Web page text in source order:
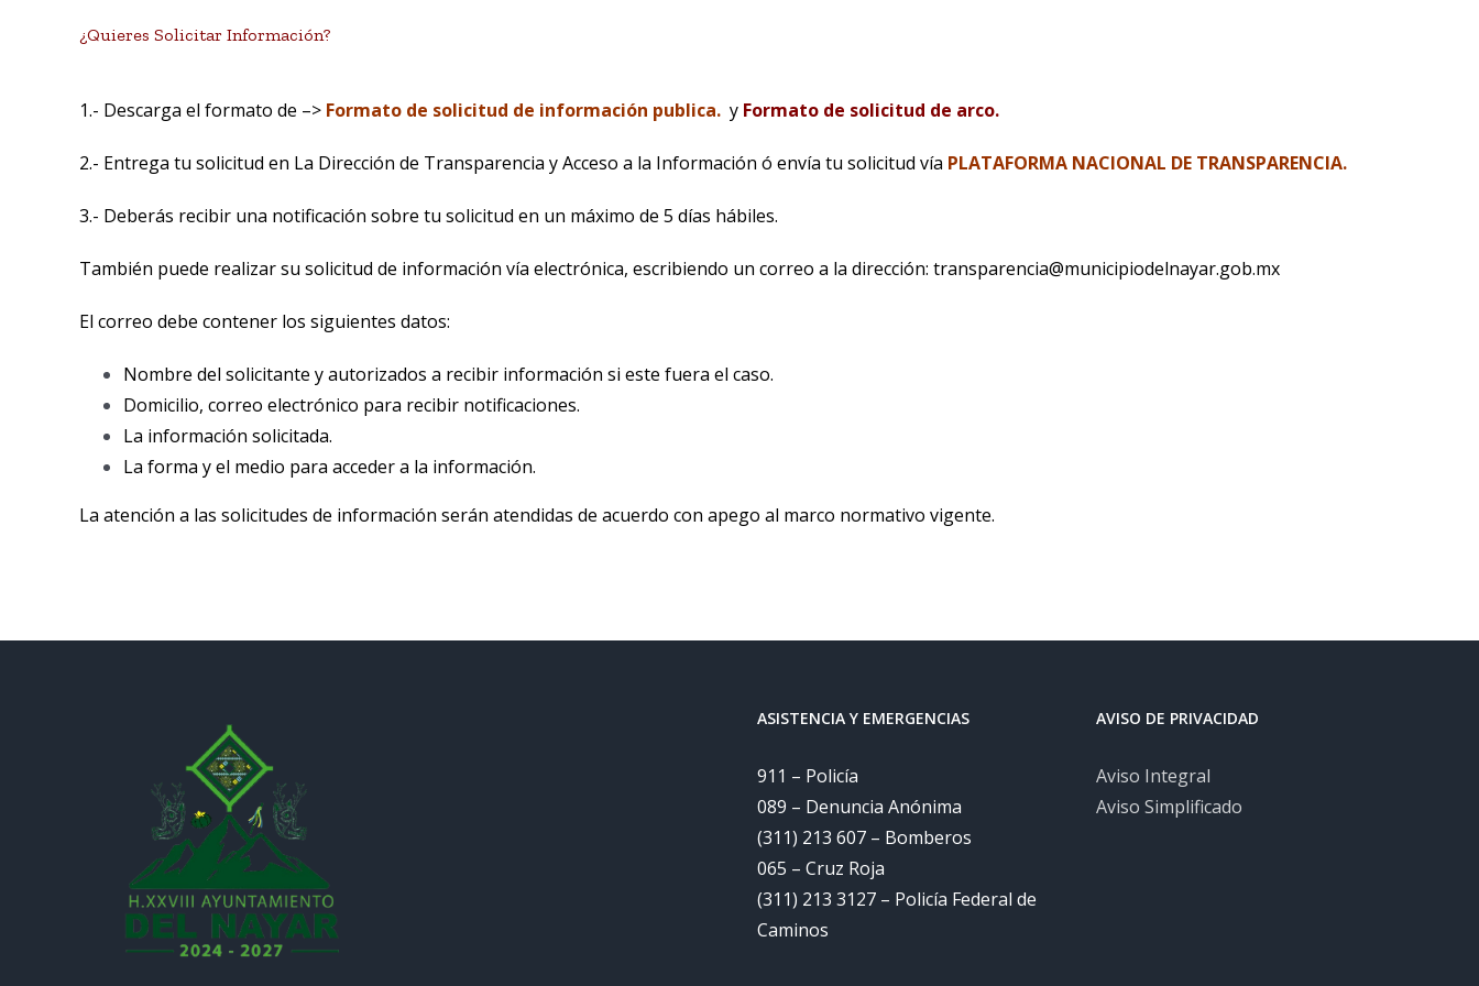
¿Quieres Solicitar Información?
1.- Descarga el formato de –> Formato de solicitud de información publica. y Formato de solicitud de arco.
2.- Entrega tu solicitud en La Dirección de Transparencia y Acceso a la Información ó envía tu solicitud vía PLATAFORMA NACIONAL DE TRANSPARENCIA.
3.- Deberás recibir una notificación sobre tu solicitud en un máximo de 5 días hábiles.
También puede realizar su solicitud de información vía electrónica, escribiendo un correo a la dirección: transparencia@municipiodelnayar.gob.mx
El correo debe contener los siguientes datos:
Nombre del solicitante y autorizados a recibir información si este fuera el caso.
Domicilio, correo electrónico para recibir notificaciones.
La información solicitada.
La forma y el medio para acceder a la información.
La atención a las solicitudes de información serán atendidas de acuerdo con apego al marco normativo vigente.
ASISTENCIA Y EMERGENCIAS
911 – Policía
089 – Denuncia Anónima
(311) 213 607 – Bomberos
065 – Cruz Roja
(311) 213 3127 – Policía Federal de
Caminos
AVISO DE PRIVACIDAD
Aviso Integral
Aviso Simplificado